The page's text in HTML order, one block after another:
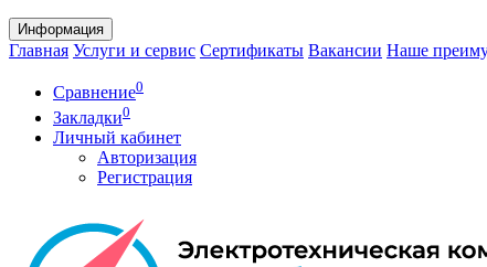
Информация
Главная Услуги и сервис Сертификаты Вакансии Наше
Сравнение0
Закладки0
Личный кабинет
Авторизация
Регистрация